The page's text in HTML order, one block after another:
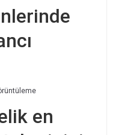
en